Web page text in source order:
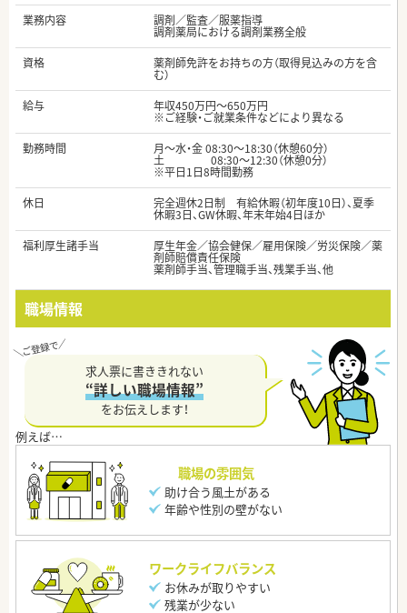
業務内容
調剤／監査／服薬指導
調剤薬局における調剤業務全般
資格
薬剤師免許をお持ちの方（取得見込みの方を含
む）
給与
年収450万円～650万円
※ご経験・ご就業条件などにより異なる
勤務時間
月～水・金 08:30～18:30（休憩60分）
土 08:30～12:30（休憩0分）
※平日1日8時間勤務
休日
完全週休2日制 有給休暇（初年度10日）、夏季
休暇3日、GW休暇、年末年始4日ほか
福利厚生諸手当
厚生年金／協会健保／雇用保険／労災保険／薬
剤師賠償責任保険
薬剤師手当、管理職手当、残業手当、他
職場情報
求人票に書ききれない
“詳しい職場情報”
をお伝えします！
職場の雰囲気
助け合う風土がある
年齢や性別の壁がない
ワークライフバランス
お休みが取りやすい
残業が少ない